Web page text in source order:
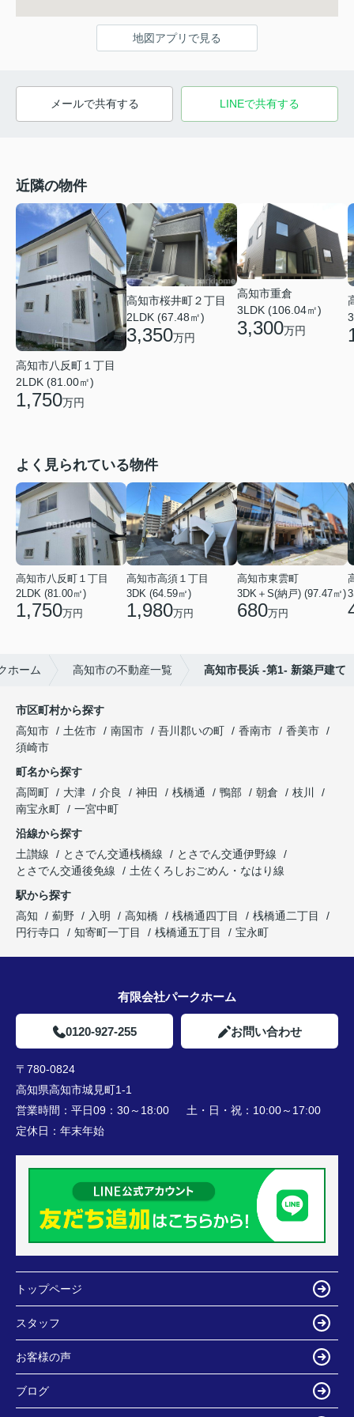
地図アプリで見る
メールで共有する LINEで共有する
近隣の物件
高知市八反町１丁目
2LDK (81.00㎡)
1,750万円
高知市桜井町２丁目
2LDK (67.48㎡)
3,350万円
高知市重倉
3LDK (106.04㎡)
3,300万円
よく見られている物件
高知市八反町１丁目
2LDK (81.00㎡)
1,750万円
高知市高須１丁目
3DK (64.59㎡)
1,980万円
高知市東雲町
3DK＋S(納戸) (97.47㎡)
680万円
ホーム 高知市の不動産一覧 高知市長浜 -第1- 新築戸建て
市区町村から探す
高知市
土佐市 南国市 吾川郡いの町 香南市
香美市
須崎市
町名から探す
高岡町
大津 介良 神田 桟橋通 鴨部 朝倉
枝川
南宝永町
一宮中町
沿線から探す
土讃線
とさでん交通桟橋線
とさでん交通伊野線
とさでん交通後免線
土佐くろしおごめん・なはり線
駅から探す
高知
薊野 入明 高知橋 桟橋通四丁目
桟橋通二丁目
円行寺口
知寄町一丁目 桟橋通五丁目 宝永町
有限会社パークホーム
0120-927-255 お問い合わせ
〒780-0824
高知県高知市城見町1-1
営業時間： 平日09：30～18:00 土・日・祝：10:00～17:00
定休日： 年末年始
トップページ
スタッフ
お客様の声
ブログ